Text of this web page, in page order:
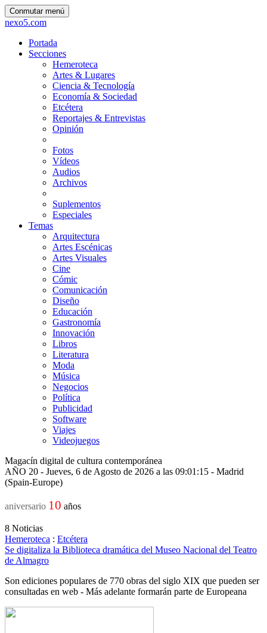
Conmutar menú
nexo5.com
Portada
Secciones
Hemeroteca
Artes & Lugares
Ciencia & Tecnología
Economía & Sociedad
Etcétera
Reportajes & Entrevistas
Opinión
Fotos
Vídeos
Audios
Archivos
Suplementos
Especiales
Temas
Arquitectura
Artes Escénicas
Artes Visuales
Cine
Cómic
Comunicación
Diseño
Educación
Gastronomía
Innovación
Libros
Literatura
Moda
Música
Negocios
Política
Publicidad
Software
Viajes
Videojuegos
Magacín digital de cultura contemporánea
AÑO 20 - Jueves, 6 de Agosto de 2026 a las 09:01:15 - Madrid
(Spain-Europe)
aniversario 10 años
8 Noticias
Hemeroteca : Etcétera
Se digitaliza la Biblioteca dramática del Museo Nacional del Teatro
de Almagro
Son ediciones populares de 770 obras del siglo XIX que pueden ser
consultadas en web - Más adelante formarán parte de Europeana